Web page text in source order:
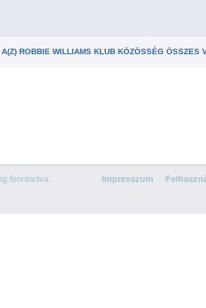
ROBBIE WILLIAMS KLUB KÖZÖSSÉG ÖSSZES
fenntartva. Impresszum